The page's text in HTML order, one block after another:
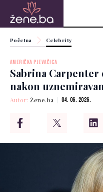
Početna Celebrity
AMERIČKA PJEVAČICA
Sabrina
nakon
Autor:Žene.ba 04. 06. 2026.